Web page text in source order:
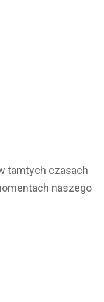
tamtych czasach
naszego